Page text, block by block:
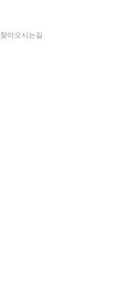
찾아오시는길